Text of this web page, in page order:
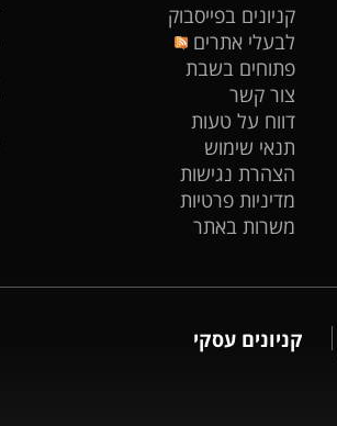
קניונים בפייסבוק
לבעלי אתרים
פתוחים בשבת
צור קשר
דווח על טעות
תנאי שימוש
הצהרת נגישות
מדיניות פרטיות
משרות באתר
קניונים עסקי